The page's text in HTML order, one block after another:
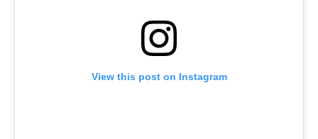
View this post on Instagram